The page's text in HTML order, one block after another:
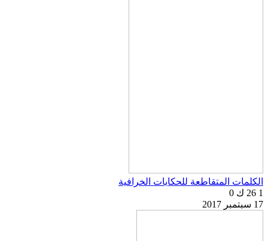
الكلمات المتقاطعة للحكايات الخرافية
1 26 ك
0
17 سبتمبر 2017